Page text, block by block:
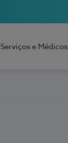
Serviços e Médicos